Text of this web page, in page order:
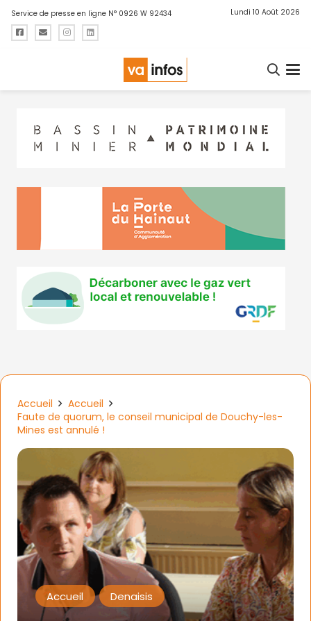
Service de presse en ligne N° 0926 W 92434 Lundi 10 Août 2026
Accueil
Accueil
Faute de quorum, le conseil municipal de Douchy-les-
Mines est annulé !
Accueil Denaisis